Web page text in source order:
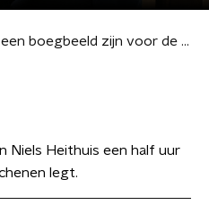
Barbara Barend wil een boegbeeld zijn voor de homogemeenschap
Niels Heithuis een half uur
legt.